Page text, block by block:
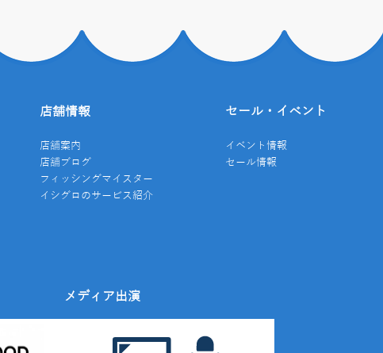
店舗情報
店舗案内
店舗ブログ
フィッシングマイスター
イシグロのサービス紹介
セール・イベント
イベント情報
セール情報
メディア出演